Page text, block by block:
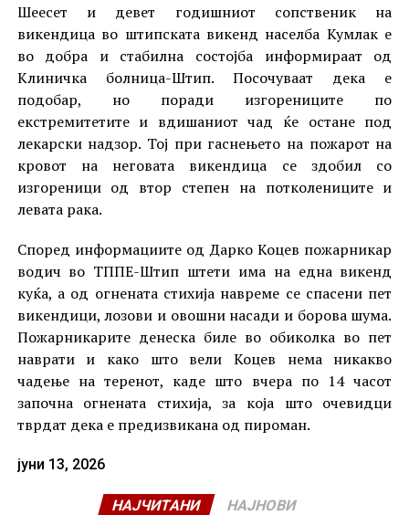
Шеесет и девет годишниот сопственик на
викендица во штипската викенд населба Кумлак е
во добра и стабилна состојба информираат од
Клиничка болница-Штип. Посочуваат дека е
подобар, но поради изгорениците по
екстремитетите и вдишаниот чад ќе остане под
лекарски надзор. Тој при гаснењето на пожарот на
кровот на неговата викендица се здобил со
изгореници од втор степен на потколениците и
левата рака.
Според информациите од Дарко Коцев пожарникар
водич во ТППЕ-Штип штети има на една викенд
куќа, а од огнената стихија навреме се спасени пет
викендици, лозови и овошни насади и борова шума.
Пожарникарите денеска биле во обиколка во пет
наврати и како што вели Коцев нема никакво
чадење на теренот, каде што вчера по 14 часот
започна огнената стихија, за која што очевидци
тврдат дека е предизвикана од пироман.
јуни 13, 2026
НАЈЧИТАНИ НАЈНОВИ